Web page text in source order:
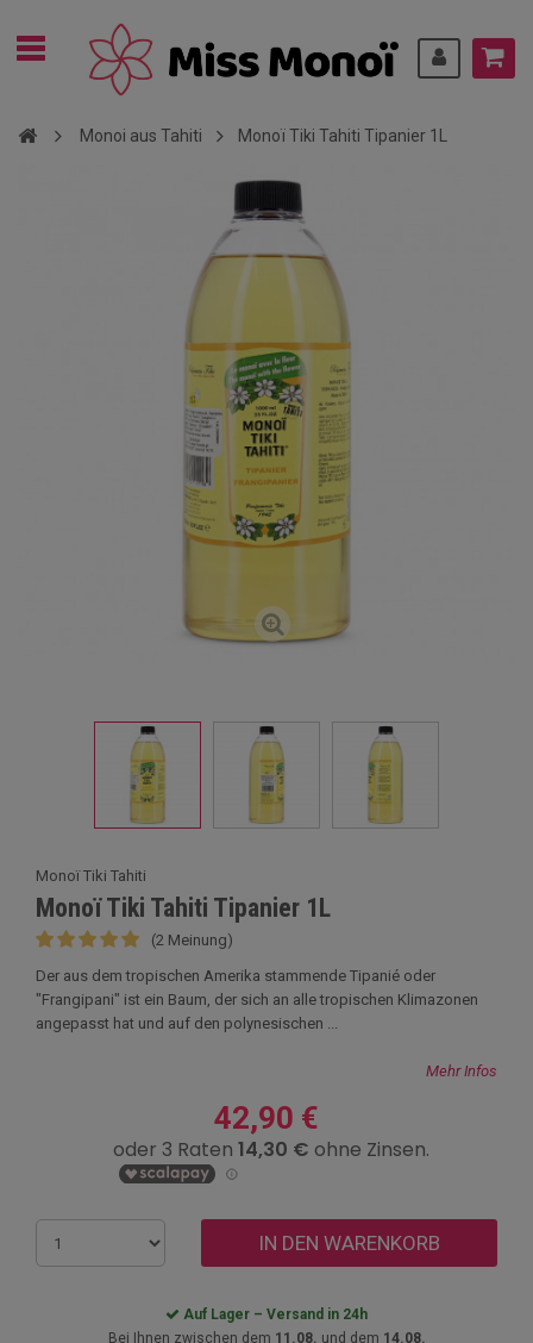
Monoi aus Tahiti Monoï Tiki Tahiti Tipanier 1L
Monoï Tiki Tahiti
Monoï Tiki Tahiti Tipanier 1L
(2 Meinung)
Der aus dem tropischen Amerika stammende Tipanié oder
"Frangipani" ist ein Baum, der sich an alle tropischen Klimazonen
angepasst hat und auf den polynesischen ...
Mehr Infos
42,90 €
IN DEN WARENKORB
Auf Lager – Versand in 24h
Bei Ihnen zwischen dem 11.08. und dem 14.08.